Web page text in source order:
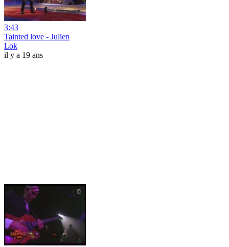
3:43
Tainted love - Julien
Lok
il y a 19 ans